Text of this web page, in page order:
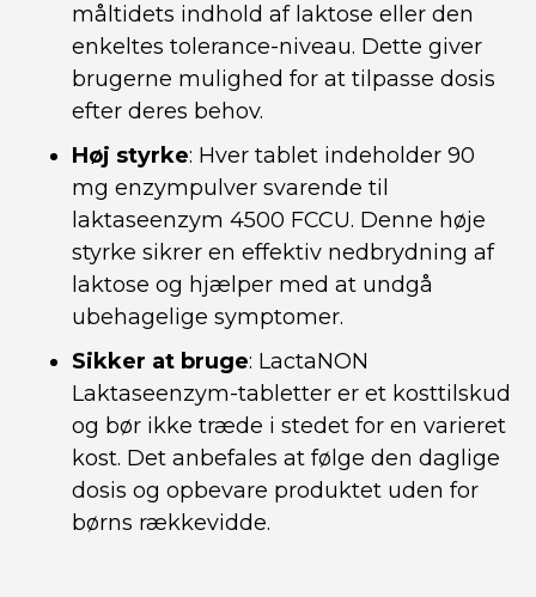
måltidets indhold af laktose eller den
enkeltes tolerance-niveau. Dette giver
brugerne mulighed for at tilpasse dosis
efter deres behov.
Høj styrke: Hver tablet indeholder 90
mg enzympulver svarende til
laktaseenzym 4500 FCCU. Denne høje
styrke sikrer en effektiv nedbrydning af
laktose og hjælper med at undgå
ubehagelige symptomer.
Sikker at bruge: LactaNON
Laktaseenzym-tabletter er et kosttilskud
og bør ikke træde i stedet for en varieret
kost. Det anbefales at følge den daglige
dosis og opbevare produktet uden for
børns rækkevidde.